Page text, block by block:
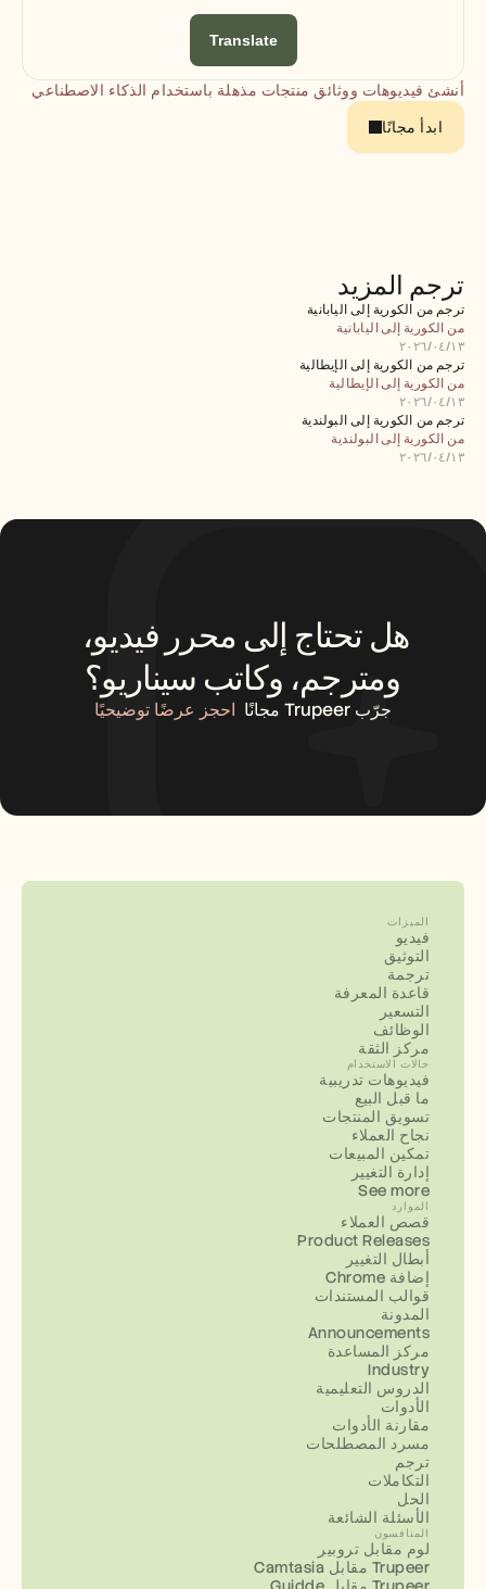
أنشئ فيديوهات ووثائق منتجات مذهلة باستخدام الذكاء الاصطناعي
ابدأ مجانًا
Translate
ترجم المزيد
ترجم من الكورية إلى اليابانية
من الكورية إلى اليابانية
١٣‏/٠٤‏/٢٠٢٦
ترجم من الكورية إلى الإيطالية
من الكورية إلى الإيطالية
١٣‏/٠٤‏/٢٠٢٦
ترجم من الكورية إلى البولندية
من الكورية إلى البولندية
١٣‏/٠٤‏/٢٠٢٦
ومترجم، وكاتب سيناريو؟
جرّب Trupeer مجانًا احجز عرضًا توضيحيًا
الميزات
فيديو
التوثيق
ترجمة
قاعدة المعرفة
التسعير
الوظائف
مركز الثقة
حالات الاستخدام
فيديوهات تدريبية
ما قبل البيع
تسويق المنتجات
نجاح العملاء
تمكين المبيعات
إدارة التغيير
See more
الموارد
قصص العملاء
Product Releases
أبطال التغيير
إضافة Chrome
قوالب المستندات
المدونة
Announcements
مركز المساعدة
Industry
الدروس التعليمية
الأدوات
مقارنة الأدوات
مسرد المصطلحات
ترجم
التكاملات
الحل
الأسئلة الشائعة
المنافسون
لوم مقابل تروبير
Camtasia مقابل Trupeer
التسعير
الوظائف